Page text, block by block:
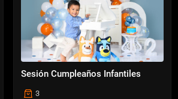
Sesión Cumpleaños Infantiles
3